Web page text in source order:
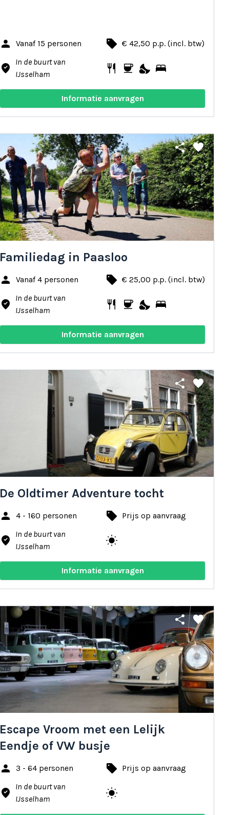
person Vanaf 15 personen local_offer € 42,50 p.p. (incl. btw)
where_to_vote
In de buurt van
IJsselham
restaurant coffee nights_stay bed
Informatie aanvragen
share favorite
Familiedag in Paasloo
person
Vanaf 4 personen local_offer € 25,00 p.p. (incl. btw)
where_to_vote
In de buurt van
IJsselham
restaurant coffee nights_stay bed
Informatie aanvragen
share favorite
De Oldtimer Adventure tocht
person
4 - 160 personen local_offer Prijs op aanvraag
where_to_vote
In de buurt van
IJsselham
wb_sunny
Informatie aanvragen
share favorite
Escape Vroom met een Lelijk
Eendje of VW busje
person
3 - 64 personen local_offer Prijs op aanvraag
where_to_vote
In de buurt van
IJsselham
wb_sunny